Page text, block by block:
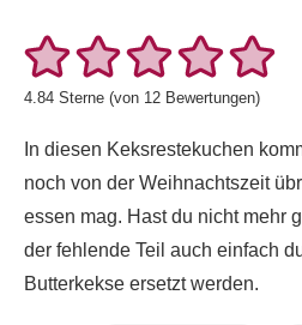
4.84 Sterne (von 12 Bewertungen)
In diesen Keksrestekuchen
noch von der Weihnachtszeit
essen mag. Hast du nicht mehr
der fehlende Teil auch einfach
Butterkekse ersetzt werden.